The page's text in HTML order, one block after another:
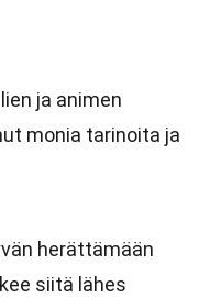
ja animen
monia tarinoita ja
herättämään
siitä lähes